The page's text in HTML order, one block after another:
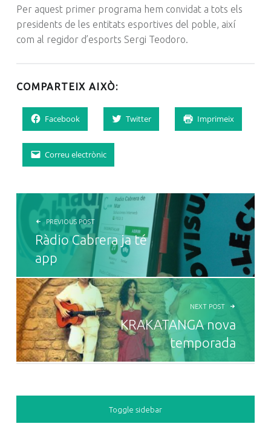
Per aquest primer programa hem convidat a tots els
presidents de les entitats esportives del poble, així
com al regidor d’esports Sergi Teodoro.
COMPARTEIX AIXÒ:
Facebook Twitter Imprimeix
Correu electrònic
NAVEGACIÓ D'ENTRADES
PREVIOUS POST
Ràdio Cabrera ja té
app
NEXT POST
KRAKATANGA nova
temporada
SIDEBAR
Toggle sidebar